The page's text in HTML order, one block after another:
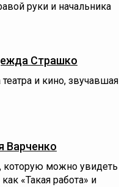
руки и начальника
Страшко
и кино, звучавшая
Варченко
которую можно увидеть
«Такая работа» и